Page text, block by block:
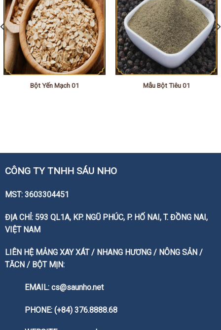
Bột Yến Mạch 01 Mẫu Bột Tiêu 01
CÔNG TY TNHH SÁU NHO
MST: 3603304451
ĐỊA CHỈ: 593 QL1A, KP. NGŨ PHÚC, P. HỐ NAI, T. ĐỒNG NAI,
VIỆT NAM
LIÊN HỆ MẢNG XAY XÁT / NHANG HƯƠNG / NÔNG SẢN /
TĂCN / BỘT MỊN:
EMAIL: cs@saunho.net
PHONE: (+84) 376.8888.68